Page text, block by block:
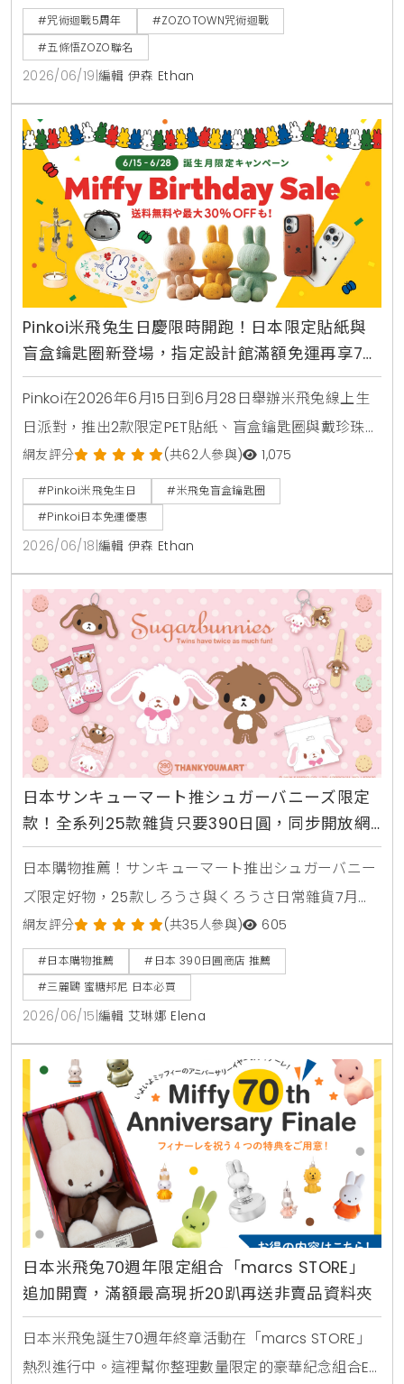
日常單品。東京表參道同步舉辦期間限定店，提供限定
貼紙滿額贈。
#咒術迴戰5周年
#ZOZOTOWN咒術迴戰
#五條悟ZOZO聯名
2026/06/19 編輯 伊森 Ethan
Pinkoi米飛兔生日慶限時開跑！日本限定貼紙與
盲盒鑰匙圈新登場，指定設計館滿額免運再享7折
優惠
Pinkoi在2026年6月15日到6月28日舉辦米飛兔線上生
日派對，推出2款限定PET貼紙、盲盒鑰匙圈與戴珍珠耳
環的少女聯名編織玩偶。活動期間提供滿8000日圓免
運費及最高30%折扣，6月21日更有當日限定特惠。
網友評分 (共62人參與) 1,075
#Pinkoi米飛兔生日
#米飛兔盲盒鑰匙圈
#Pinkoi日本免運優惠
2026/06/18 編輯 伊森 Ethan
日本サンキューマート推シュガーバニーズ限定
款！全系列25款雜貨只要390日圓，同步開放網
路預購
日本購物推薦！サンキューマート推出シュガーバニー
ズ限定好物，25款しろうさ與くろうさ日常雜貨7月日
本登場。
網友評分 (共35人參與) 605
#日本購物推薦
#日本 390日圓商店 推薦
#三麗鷗 蜜糖邦尼 日本必買
2026/06/15 編輯 艾琳娜 Elena
日本米飛兔70週年限定組合「marcs STORE」
追加開賣，滿額最高現折20趴再送非賣品資料夾
日本米飛兔誕生70週年終章活動在「marcs STORE」
熱烈進行中。這裡幫你整理數量限定的豪華紀念組合E